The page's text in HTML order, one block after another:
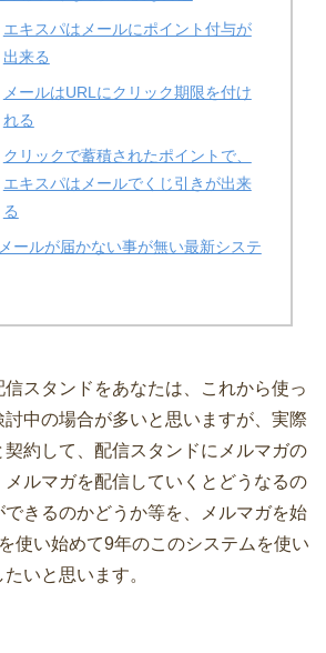
エキスパはメールにポイント付与が
出来る
メールはURLにクリック期限を付け
れる
クリックで蓄積されたポイントで、
エキスパはメールでくじ引きが出来
る
ールが届かない事が無い最新システ
スタンドをあなたは、これから使っ
中の場合が多いと思いますが、実際
契約して、配信スタンドにメルマガの
ルマガを配信していくとどうなるの
きるのかどうか等を、メルマガを始
使い始めて9年のこのシステムを使い
いと思います。